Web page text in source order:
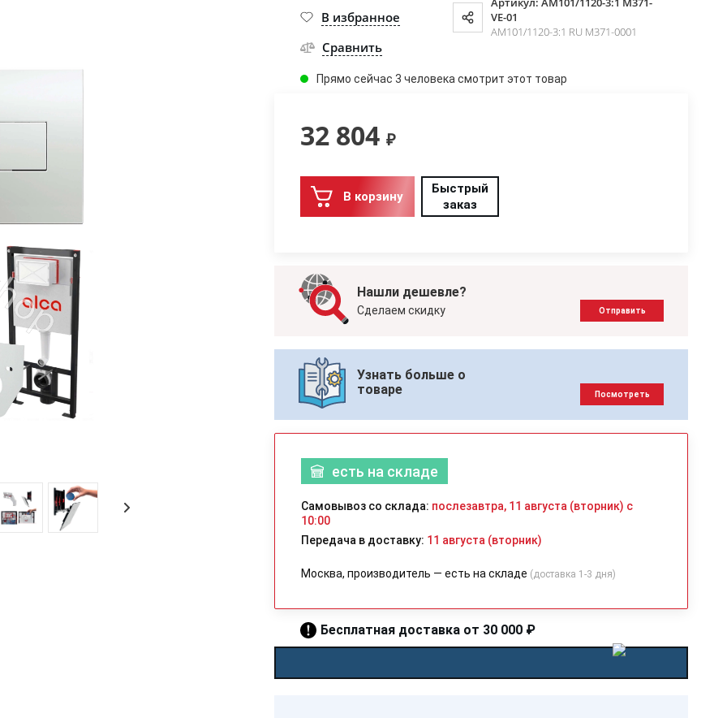
В избранное
VE-01
AM101/1120-3:1 RU M371-0001
Сравнить
Прямо сейчас 3 человека смотрит этот товар
32 804 ₽
В корзину
Быстрый
заказ
Нашли дешевле?
Сделаем скидку Отправить
Узнать больше о
товаре
Посмотреть
есть на складе
Самовывоз со склада: послезавтра, 11 августа (вторник) с
10:00
Передача в доставку: 11 августа (вторник)
Москва, производитель — есть на складе (доставка 1-3 дня)
Бесплатная доставка от 30 000 ₽